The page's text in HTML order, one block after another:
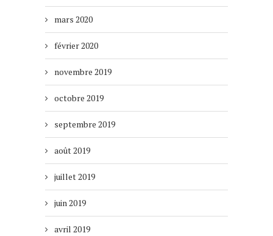
mars 2020
février 2020
novembre 2019
octobre 2019
septembre 2019
août 2019
juillet 2019
juin 2019
avril 2019